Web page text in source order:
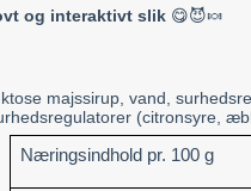
og interaktivt slik 😋😈🍬
majssirup, vand,
(citronsyre,
Næringsindhold pr. 100 g